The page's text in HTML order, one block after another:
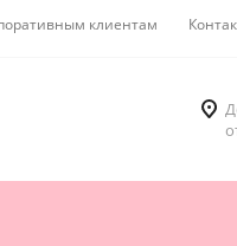
клиентам